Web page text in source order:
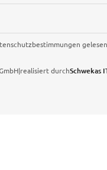
|realisiert durchSchwekas